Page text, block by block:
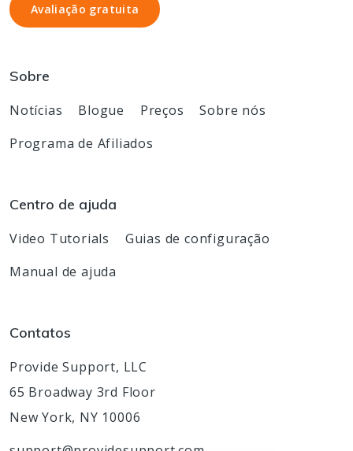
Avaliação gratuita
Avaliação gratuita
Sobre
Notícias Blogue Preços
Sobre nós
Programa de Afiliados
Centro de ajuda
Video Tutorials
Guias de configuração
Manual de ajuda
Contatos
Provide Support, LLC
65 Broadway 3rd Floor
New York, NY 10006